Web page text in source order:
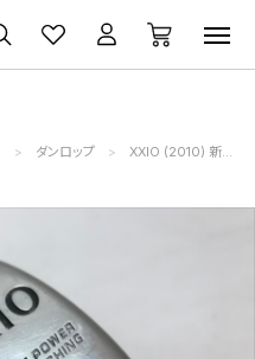
買取
無料査定
クーポン
一覧
ダンロップ XXIO (2010) 新・ゼクシオ